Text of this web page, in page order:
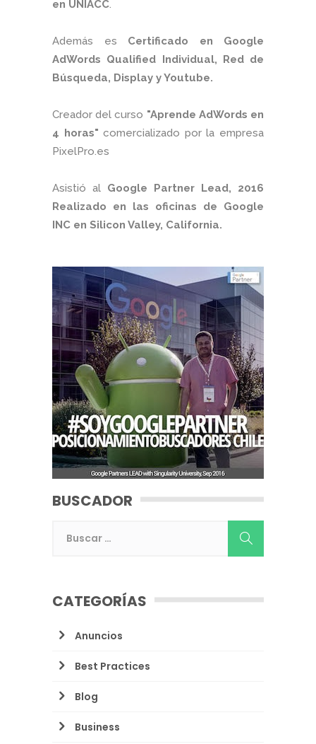
en UNIACC.
Además es Certificado en Google
AdWords Qualified Individual, Red de
Búsqueda, Display y Youtube.
Creador del curso "Aprende AdWords en
4 horas" comercializado por la empresa
PixelPro.es
Asistió al Google Partner Lead, 2016
Realizado en las oficinas de Google
INC en Silicon Valley, California.
BUSCADOR
CATEGORÍAS
Anuncios
Best Practices
Blog
Business